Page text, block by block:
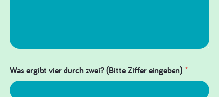
Was ergibt vier durch zwei? (Bitte Ziffer eingeben) *